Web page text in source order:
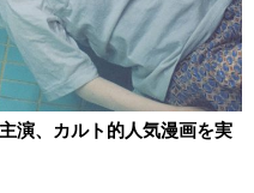
演、カルト的人気漫画を実